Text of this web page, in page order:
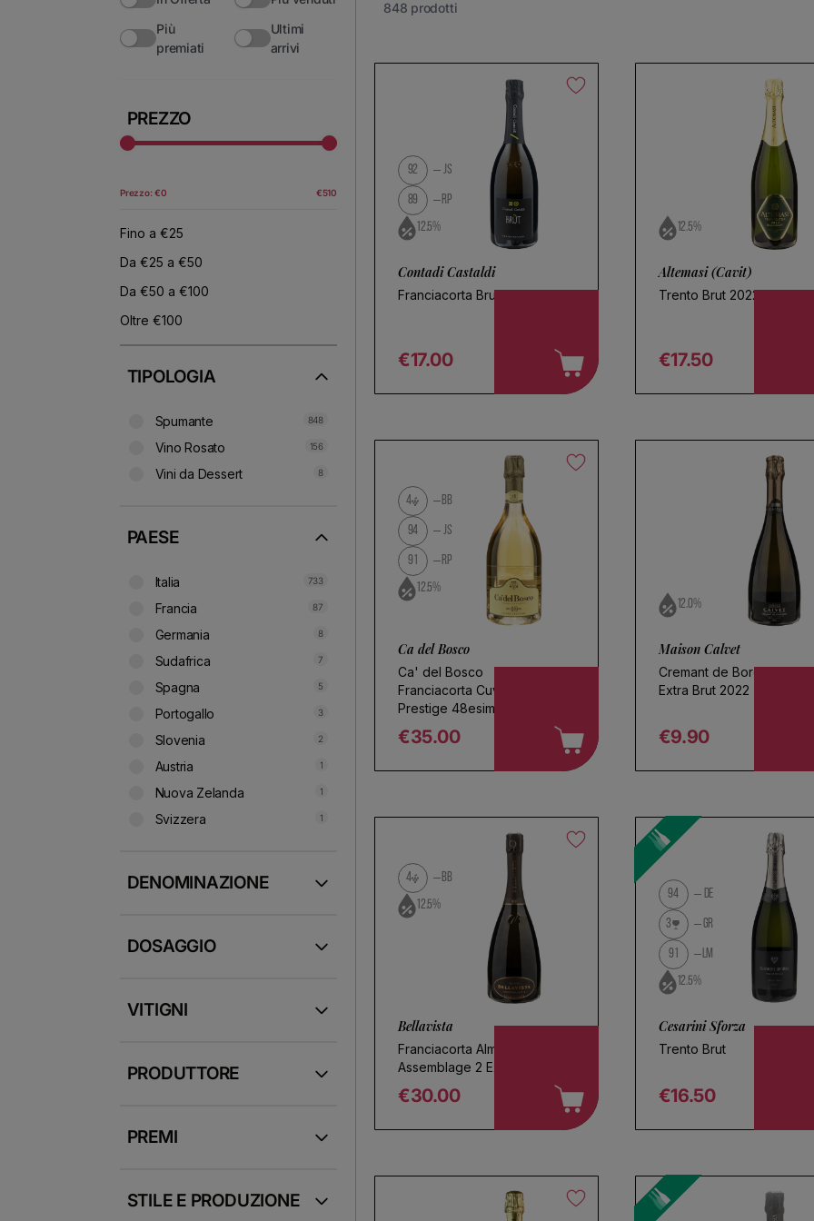
Utilizza meno filtri o
Più
premiati
Ultimi
arrivi
PREZZO
Prezzo: €0 €510
Fino a €25
Da €25 a €50
Da €50 a €100
Oltre €100
TIPOLOGIA
Spumante 848
Vino Rosato 156
Vini da Dessert 8
PAESE
Italia 733
Francia 87
Germania 8
Sudafrica 7
Spagna 5
Portogallo 3
Slovenia 2
Austria 1
Nuova Zelanda 1
Svizzera 1
DENOMINAZIONE
DOSAGGIO
VITIGNI
PRODUTTORE
PREMI
STILE E PRODUZIONE
848 prodotti
92 JS
89
RP
12.5%
Contadi Castaldi
Franciacorta Brut
€17.00
12.5%
Altemasi (Cavit)
Trento Brut 2022
€17.50
4 BB
94 JS
91
RP
12.5%
Ca del Bosco
Ca' del Bosco
Franciacorta Cuvee
Prestige 48esima
Edizione Extra Brut
€35.00
12.0%
Maison Calvet
Cremant de Bordeaux
Extra Brut 2022
€9.90
4
BB
12.5%
Bellavista
Franciacorta Alma
Assemblage 2 Extra Brut
€30.00
94 DE
3 GR
91
LM
12.5%
Cesarini Sforza
Trento Brut
€16.50